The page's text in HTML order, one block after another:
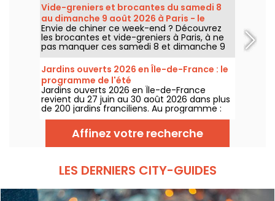
Vide-greniers et brocantes du samedi 8
au dimanche 9 août 2026 à Paris - le
programme du week-end
Envie de chiner ce week-end ? Découvrez
les brocantes et vide-greniers à Paris, à ne
pas manquer ces samedi 8 et dimanche 9
août 2026 pour faire le plein de bonnes
affaires.
Jardins ouverts 2026 en Île-de-France : le
programme de l'été
Jardins ouverts 2026 en Île-de-France
revient du 27 juin au 30 août 2026 dans plus
de 200 jardins franciliens. Au programme :
concerts, spectacles, visites, ateliers et
installations artistiques.
Affinez votre recherche
LES DERNIERS CITY-GUIDES